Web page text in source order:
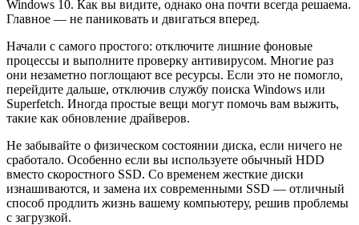
Windows 10. Как вы видите, однако она почти всегда решаема.
Главное — не паниковать и двигаться вперед.
Начали с самого простого: отключите лишние фоновые
процессы и выполните проверку антивирусом. Многие раз
они незаметно поглощают все ресурсы. Если это не помогло,
перейдите дальше, отключив службу поиска Windows или
Superfetch. Иногда простые вещи могут помочь вам выжить,
такие как обновление драйверов.
Не забывайте о физическом состоянии диска, если ничего не
сработало. Особенно если вы используете обычный HDD
вместо скоростного SSD. Со временем жесткие диски
изнашиваются, и замена их современными SSD — отличный
способ продлить жизнь вашему компьютеру, решив проблемы
с загрузкой.